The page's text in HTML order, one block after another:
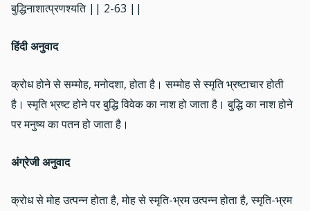
बुद्धिनाशात्प्रणश्यति || 2-63 ||
हिंदी अनुवाद
क्रोध होने से सम्मोह, मनोदशा, होता है। सम्मोह से स्मृति भ्रष्टाचार होती
है। स्मृति भ्रष्ट होने पर बुद्धि विवेक का नाश हो जाता है। बुद्धि का नाश होने
पर मनुष्य का पतन हो जाता है।
अंग्रेजी अनुवाद
क्रोध से मोह उत्पन्न होता है, मोह से स्मृति-भ्रम उत्पन्न होता है, स्मृति-भ्रम